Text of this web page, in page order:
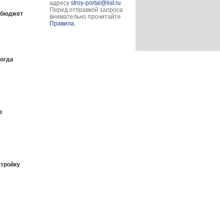
бюджет
адресу stroy-portal@list.ru.
Перед отправкой запроса
внимательно прочитайте
Правила.